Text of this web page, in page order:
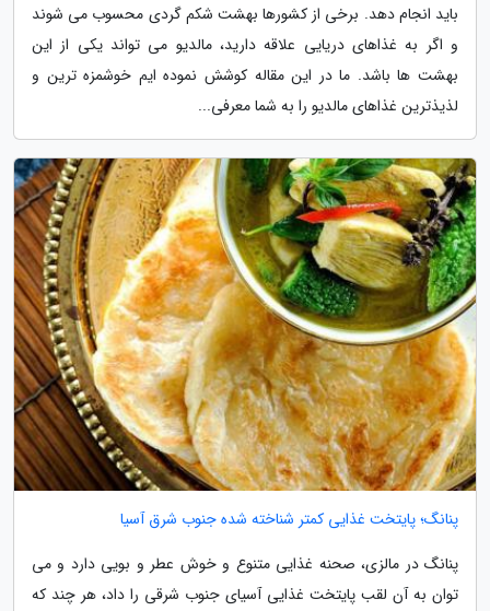
باید انجام دهد. برخی از کشورها بهشت شکم گردی محسوب می شوند
و اگر به غذاهای دریایی علاقه دارید، مالدیو می تواند یکی از این
بهشت ها باشد. ما در این مقاله کوشش نموده ایم خوشمزه ترین و
لذیذترین غذاهای مالدیو را به شما معرفی...
پنانگ؛ پایتخت غذایی کمتر شناخته شده جنوب شرق آسیا
پنانگ در مالزی، صحنه غذایی متنوع و خوش عطر و بویی دارد و می
توان به آن لقب پایتخت غذایی آسیای جنوب شرقی را داد، هر چند که